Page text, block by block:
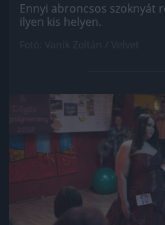
Ennyi abroncsos szoknyát
ilyen kis helyen.
Jön